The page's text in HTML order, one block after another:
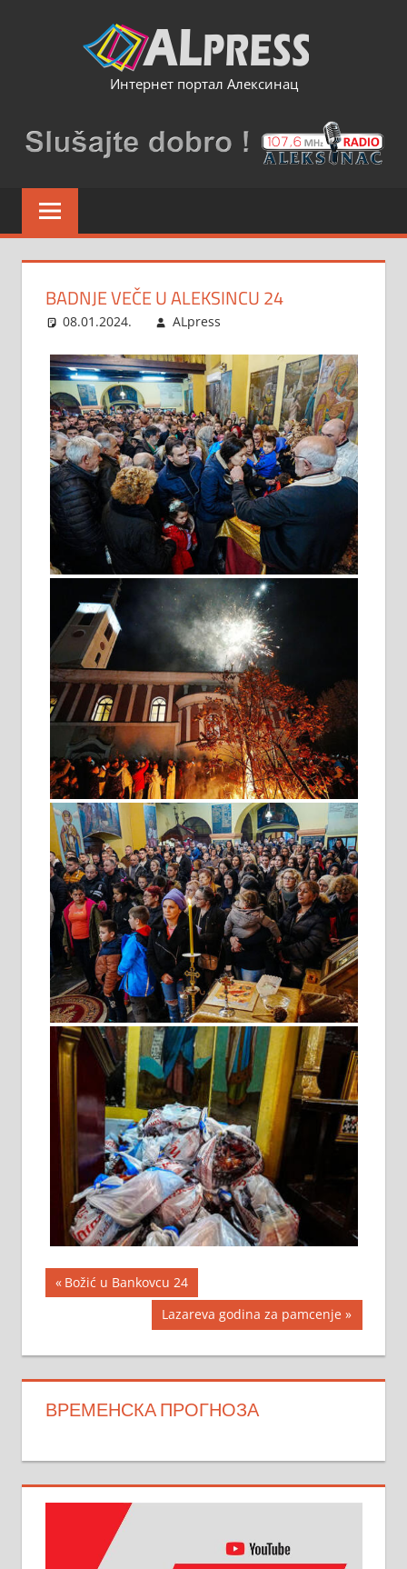
Интернет портал Алексинац
BADNJE VEČE U ALEKSINCU 24
08.01.2024. ALpress
Кретање
Previous
Post:
Božić u Bankovcu 24
Next
Post:
Lazareva godina za pamcenje
ВРЕМЕНСКА ПРОГНОЗА